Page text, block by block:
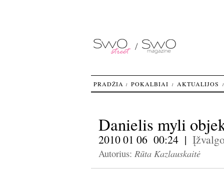
Danielis myli
2010 01 06 00:24 |
Autorius: Rūta Kazlauskaitė
PRADŽIA POKALBIAI AKTUALIJOS